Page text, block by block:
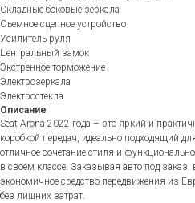
Складные боковые зеркала
Съемное сцепное устройство
Усилитель руля
Центральный замок
Экстренное торможение
Электрозеркала
Электростекла
Описание
Seat Arona 2022 года – это яркий и
коробкой передач, идеально подходящий
отличное сочетание стиля и
в своем классе. Заказывая авто под
экономичное средство передвижения из
без лишних затрат.